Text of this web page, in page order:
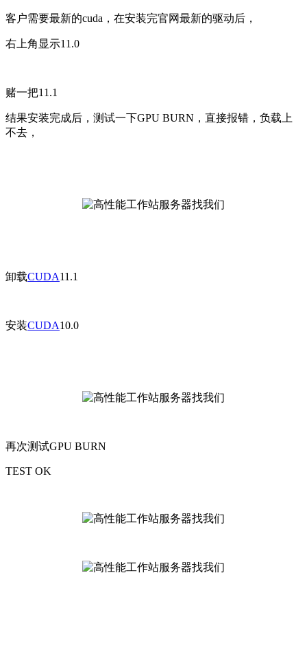
客户需要最新的cuda，在安装完官网最新的驱动后，
右上角显示11.0
赌一把11.1
结果安装完成后，测试一下GPU BURN，直接报错，负载上
不去，
卸载CUDA11.1
安装CUDA10.0
再次测试GPU BURN
TEST OK